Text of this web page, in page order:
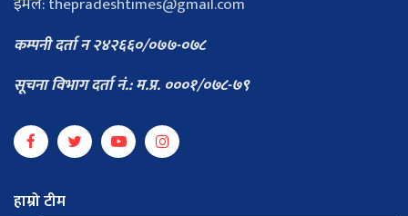
कम्पनी दर्ता न २४२६६०/०७७-०७८
सूचना विभाग दर्ता नं.: म.प्र. ०००१/०७८-७९
हाम्रो टीम